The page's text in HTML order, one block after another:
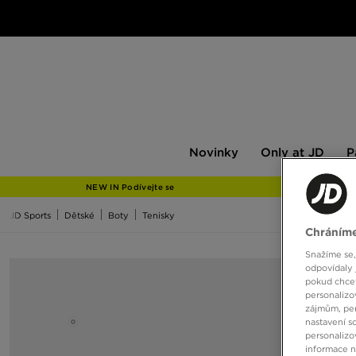
Novinky
JD
Only at JD
NEW IN Podívejte se
JD Sports Dětské Boty Tenisky
Snažíme
odpovídaly
pokud
zájmům,
nastavení
informace